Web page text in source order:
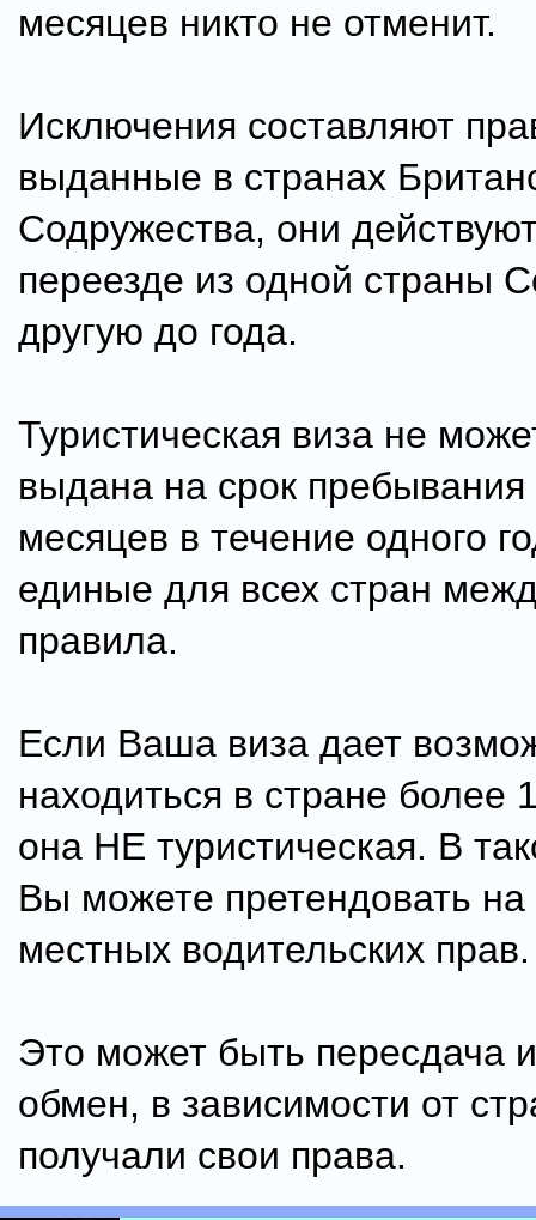
месяцев никто не отменит.
Исключения составляют
выданные в странах
Содружества, они
переезде из одной страны
другую до года.
Туристическая виза не
выдана на срок
месяцев в течение одного
единые для всех стран
правила.
Если Ваша виза дает
находиться в стране более
она НЕ туристическая. В
Вы можете претендовать на
местных водительских прав.
Это может быть пересдача
обмен, в зависимости от
получали свои права.